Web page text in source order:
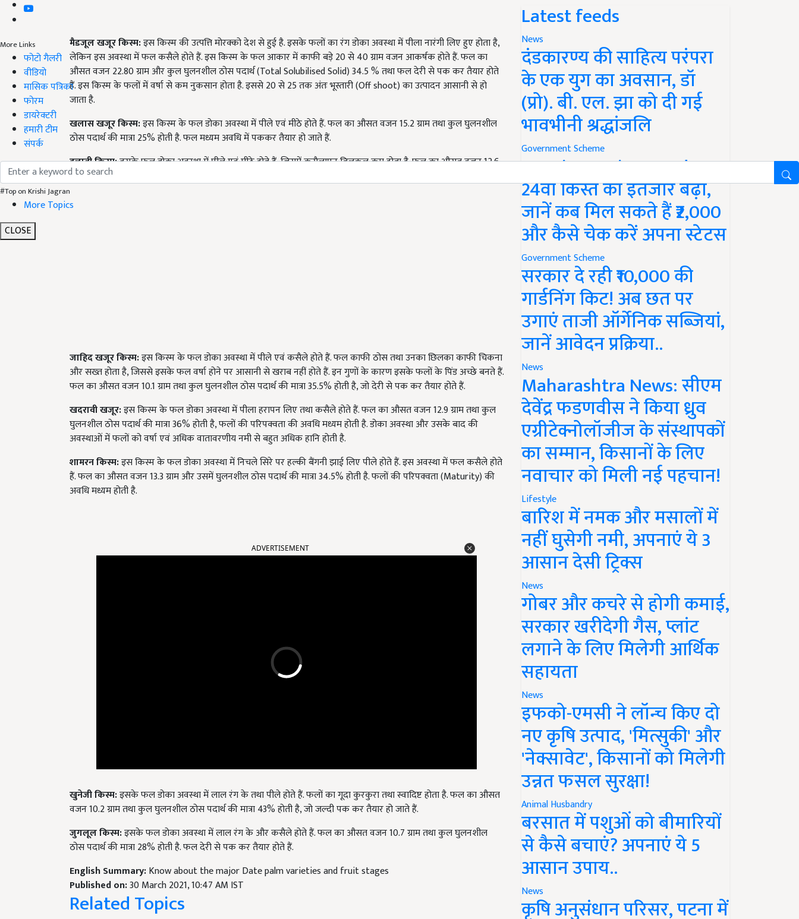
More Links
फोटो गैलरी
वीडियो
मासिक पत्रिका
फोरम
डायरेक्टरी
हमारी टीम
संपर्क
#Top on Krishi Jagran
More Topics
CLOSE
मैडजूल खजूर किस्म:इस किस्म की उत्पत्ति मोरक्को देश से हुई है. इसके फलों का रंग डोका अवस्था में पीला नारंगी लिए हुए होता है,
लेकिन इस अवस्था में फल कसैले होते हैं. इस किस्म के फल आकार में काफी बड़े 20 से 40 ग्राम वजन आकर्षक होते हैं. फल का
औसत वजन 22.80 ग्राम और कुल घुलनशील ठोस पदार्थ (Total Solubilised Solid) 34.5 % तथा फल देरी से पक कर तैयार होते
हैं. इस किस्म के फलों में वर्षा से कम नुकसान होता है. इससे 20 से 25 तक अंतः भूस्तारी (Off shoot) का उत्पादन आसानी से हो
जाता है.
खलास खजूर किस्म:इस किस्म के फल डोका अवस्था में पीले एवं मीठे होते हैं. फल का औसत वजन 15.2 ग्राम तथा कुल घुलनशील
ठोस पदार्थ की मात्रा 25% होती है. फल मध्यम अवधि में पककर तैयार हो जाते हैं.
हलावी किस्म:इसके फल डोका अवस्था में पीले एवं मीठे होते हैं, जिसमें कसैलापन बिलकुल कम होता है. फल का औसत वजन 12.6
ग्राम, कुल घुलनशील ठोस ग्राम पदार्थ (टीएसएस) 31% होता है. इस किस्म के फल जल्दी पक कर तैयार हो जाते हैं.
जाहिद खजूर किस्म:इस किस्म के फल डोका अवस्था में पीले एवं कसैले होते हैं. फल काफी ठोस तथा उनका छिलका काफी चिकना
और सख्त होता है, जिससे इसके फल वर्षा होने पर आसानी से खराब नहीं होते हैं. इन गुणों के कारण इसके फलों के पिंड अच्छे बनते हैं.
फल का औसत वजन 10.1 ग्राम तथा कुल घुलनशील ठोस पदार्थ की मात्रा 35.5% होती है, जो देरी से पक कर तैयार होते हैं.
खदरावी खजूर:इस किस्म के फल डोका अवस्था में पीला हरापन लिए तथा कसैले होते हैं. फल का औसत वजन 12.9 ग्राम तथा कुल
घुलनशील ठोस पदार्थ की मात्रा 36% होती है, फलों की परिपक्वता की अवधि मध्यम होती है. डोका अवस्था और उसके बाद की
अवस्थाओं में फलों को वर्षा एवं अधिक वातावरणीय नमी से बहुत अधिक हानि होती है.
शामरन किस्म:इस किस्म के फल डोका अवस्था में निचले सिरे पर हल्की बैंगनी झाई लिए पीले होते हैं. इस अवस्था में फल कसैले होते
हैं. फल का औसत वजन 13.3 ग्राम और उसमें घुलनशील ठोस पदार्थ की मात्रा 34.5% होती है. फलों की परिपक्वता (Maturity) की
अवधि मध्यम होती है.
वजन 10.2 ग्राम तथा कुल घुलनशील ठोस पदार्थ की मात्रा 43% होती है, जो जल्दी पक कर तैयार हो जाते हैं.
इसके फल डोका अवस्था में लाल रंग के और कसैले होते हैं. फल का औसत वजन 10.7 ग्राम तथा कुल घुलनशील
ठोस पदार्थ की मात्रा 28% होती है. फल देरी से पक कर तैयार होते हैं.
Know about the major Date palm varieties and fruit stages
Published on:30 March 2021, 10:47 AM IST
Related Topics
Date Farming
Latest feeds
News
दंडकारण्य की साहित्य परंपरा
के एक युग का अवसान, डॉ
(प्रो). बी. एल. झा को दी गई
भावभीनी श्रद्धांजलि
Government Scheme
PM Kisan Yojana Update:
24वीं किस्त का इंतजार बढ़ा,
जानें कब मिल सकते हैं ₹2,000
और कैसे चेक करें अपना स्टेटस
Government Scheme
सरकार दे रही ₹10,000 की
गार्डनिंग किट! अब छत पर
उगाएं ताजी ऑर्गेनिक सब्जियां,
जानें आवेदन प्रक्रिया..
News
Maharashtra News: सीएम
देवेंद्र फडणवीस ने किया ध्रुव
एग्रीटेक्नोलॉजीज के संस्थापकों
का सम्मान, किसानों के लिए
नवाचार को मिली नई पहचान!
Lifestyle
बारिश में नमक और मसालों में
नहीं घुसेगी नमी, अपनाएं ये 3
आसान देसी ट्रिक्स
News
गोबर और कचरे से होगी कमाई,
सरकार खरीदेगी गैस, प्लांट
लगाने के लिए मिलेगी आर्थिक
सहायता
News
इफको-एमसी ने लॉन्च किए दो
नए कृषि उत्पाद, 'मित्सुकी' और
'नेक्सावेट', किसानों को मिलेगी
उन्नत फसल सुरक्षा!
Animal Husbandry
बरसात में पशुओं को बीमारियों
से कैसे बचाएं? अपनाएं ये 5
आसान उपाय..
News
कृषि अनुसंधान परिसर, पटना में